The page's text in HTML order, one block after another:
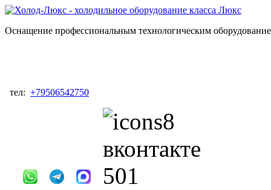
Оснащение профессиональным технологическим
тел: +79506542750